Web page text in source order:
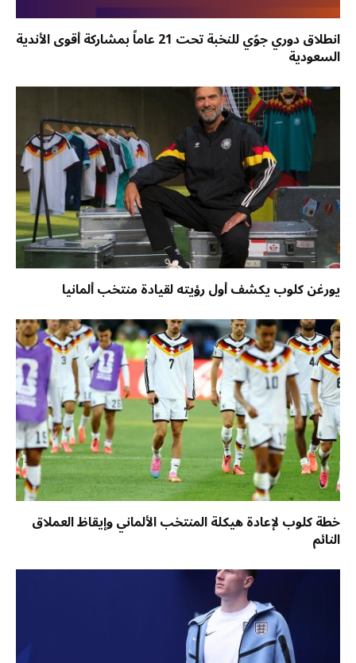
انطلاق دوري جوّي للنخبة تحت 21 عاماً بمشاركة أقوى الأندية
السعودية
يورغن كلوب يكشف أول رؤيته لقيادة منتخب ألمانيا
خطة كلوب لإعادة هيكلة المنتخب الألماني وإيقاظ العملاق
النائم